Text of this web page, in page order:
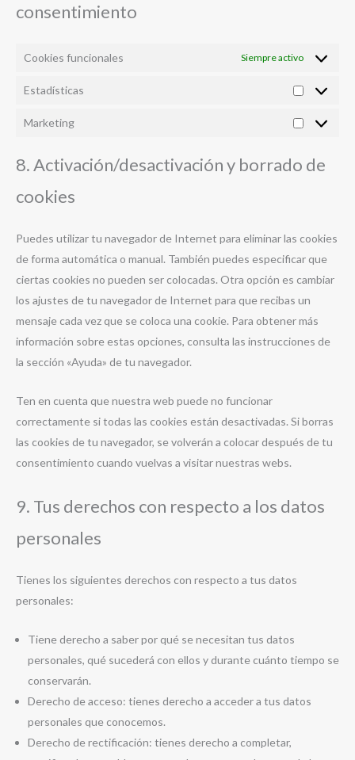
consentimiento
Cookies funcionales Siempre activo
Estadísticas
Marketing
8. Activación/desactivación y borrado de
cookies
Puedes utilizar tu navegador de Internet para eliminar las cookies
de forma automática o manual. También puedes especificar que
ciertas cookies no pueden ser colocadas. Otra opción es cambiar
los ajustes de tu navegador de Internet para que recibas un
mensaje cada vez que se coloca una cookie. Para obtener más
información sobre estas opciones, consulta las instrucciones de
la sección «Ayuda» de tu navegador.
Ten en cuenta que nuestra web puede no funcionar
correctamente si todas las cookies están desactivadas. Si borras
las cookies de tu navegador, se volverán a colocar después de tu
consentimiento cuando vuelvas a visitar nuestras webs.
9. Tus derechos con respecto a los datos
personales
Tienes los siguientes derechos con respecto a tus datos
personales:
Tiene derecho a saber por qué se necesitan tus datos
personales, qué sucederá con ellos y durante cuánto tiempo se
conservarán.
Derecho de acceso: tienes derecho a acceder a tus datos
personales que conocemos.
Derecho de rectificación: tienes derecho a completar,